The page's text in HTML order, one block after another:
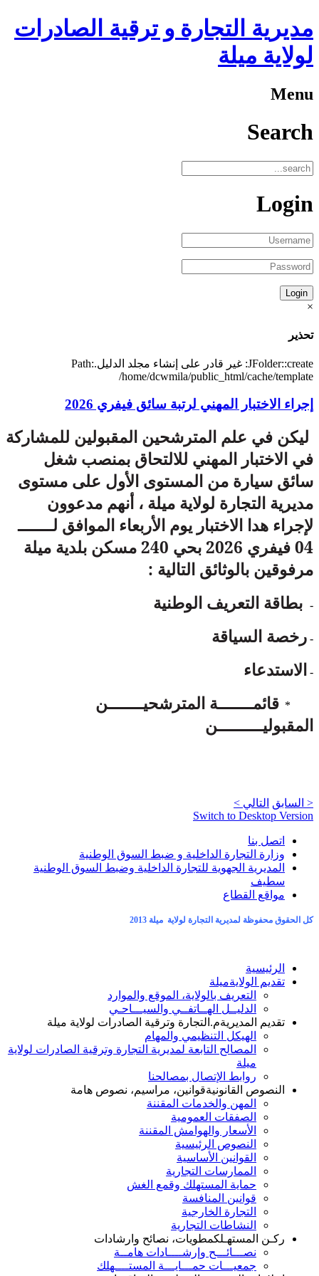
مديرية التجارة و ترقية الصادرات
لولاية ميلة
Menu
Search
Login
×
تحذير
JFolder::create: غير قادر على إنشاء مجلد الدليل.Path:
/home/dcwmila/public_html/cache/template
إجراء الاختبار المهني لرتبة سائق فيفري 2026
ليكن في علم المترشحين المقبولين للمشاركة
في الاختبار المهني للالتحاق بمنصب شغل
سائق سيارة من المستوى الأول على مستوى
مديرية التجارة لولاية ميلة ، أنهم مدعوون
لإجراء هدا الاختبار يوم الأربعاء الموافق لـــــــ
04 فيفري 2026 بحي 240 مسكن بلدية ميلة
مرفوقين بالوثائق التالية :
- بطاقة التعريف الوطنية
- رخصة السياقة
- الاستدعاء
* قائمـــــــة المترشحيـــــــن
المقبوليـــــــــن
< السابق التالي >
Switch to Desktop Version
اتصل بنا
وزارة التجارة الداخلية و ضبط السوق الوطنية
المديرية الجهوية للتجارة الداخلية وضبط السوق الوطنية
سطيف
مواقع القطاع
كل الحقوق محفوظة لمديرية التجارة لولاية ميلة 2013
الرئيسية
تقديم الولايةميلة
التعريف بالولاية، الموقع والموارد
الدليــل الهــاتفــي والسيـــاحـي
تقديم المديريةم.التجارة وترقية الصادرات لولاية ميلة
الهيكل التنظيمي والمهام
المصالح التابعة لمديرية التجارة وترقية الصادرات لولاية
ميلة
روابط الإتصال بمصالحنا
النصوص القانونيةقوانين، مراسيم، نصوص هامة
المهن والخدمات المقننة
الصفقات العمومية
الأسعار والهوامش المقننة
النصوص الرئيسية
القوانين الأساسية
الممارسات التجارية
حماية المستهلك وقمع الغش
قوانين المنافسة
التجارة الخارجية
النشاطات التجارية
ركـن المستهـلكمطويات، نصائح وارشادات
نصـــائـــح وإرشــــادات هامــة
جمعيـــات حمـــايـــة المستــــهلك